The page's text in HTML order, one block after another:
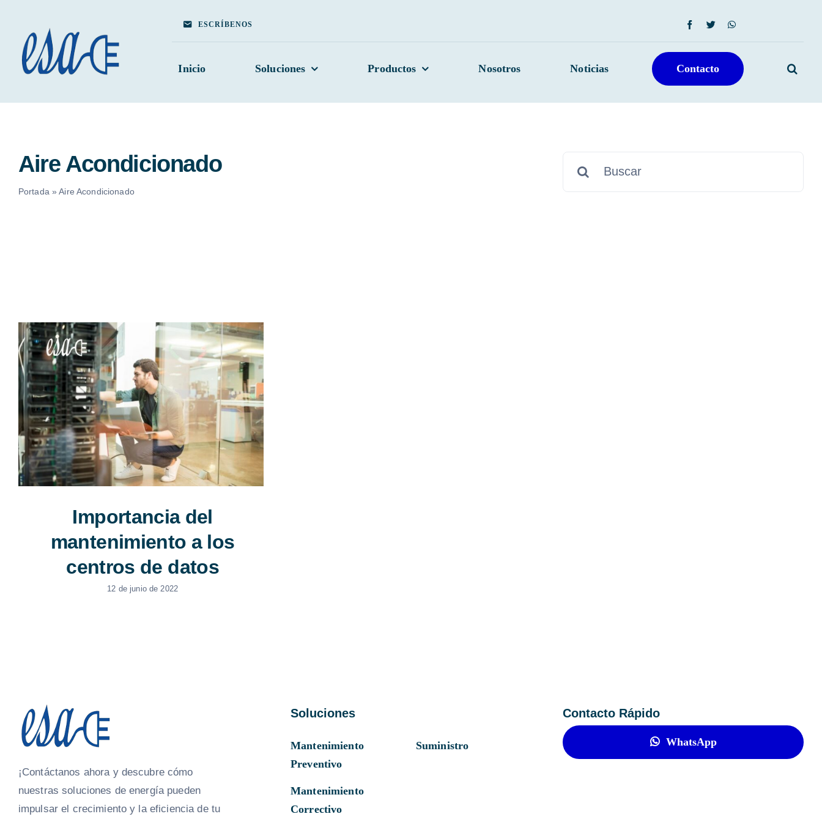
content
ESCRÍBENOS
Inicio Soluciones Productos Nosotros Noticias Contacto
Aire Acondicionado
Portada »Aire Acondicionado
for:
Importancia del
mantenimiento a los
centros de datos
12 de junio de 2022
¡Contáctanos ahora y descubre cómo
nuestras soluciones de energía pueden
impulsar el crecimiento y la eficiencia de tu
Soluciones
Mantenimiento
Preventivo
Mantenimiento
Correctivo
Suministro
Contacto Rápido
WhatsApp